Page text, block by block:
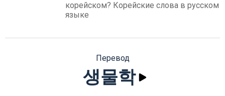
корейском? Корейские слова в русском
языке
Перевод
생물학